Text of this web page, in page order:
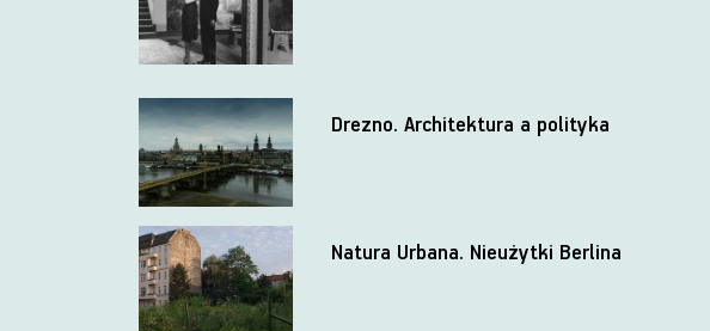
Drezno. Architektura a polityka
Natura Urbana. Nieużytki Berlina